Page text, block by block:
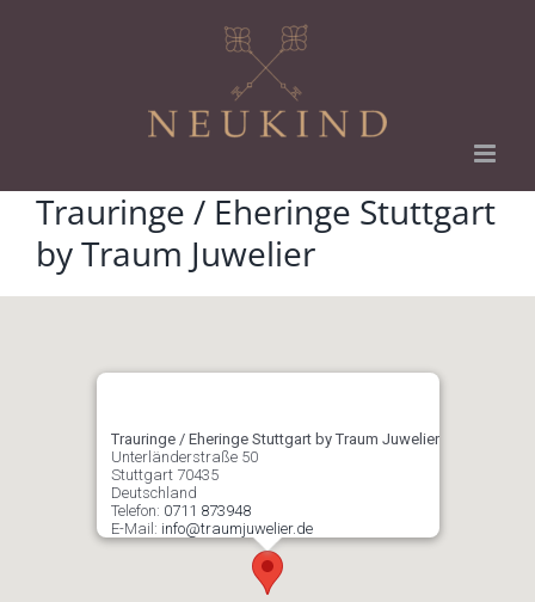
Trauringe / Eheringe Stuttgart
by Traum Juwelier
Trauringe / Eheringe Stuttgart by Traum Juwelier
Unterländerstraße 50
Stuttgart 70435
Deutschland
Telefon: 0711 873948
E-Mail: info@traumjuwelier.de